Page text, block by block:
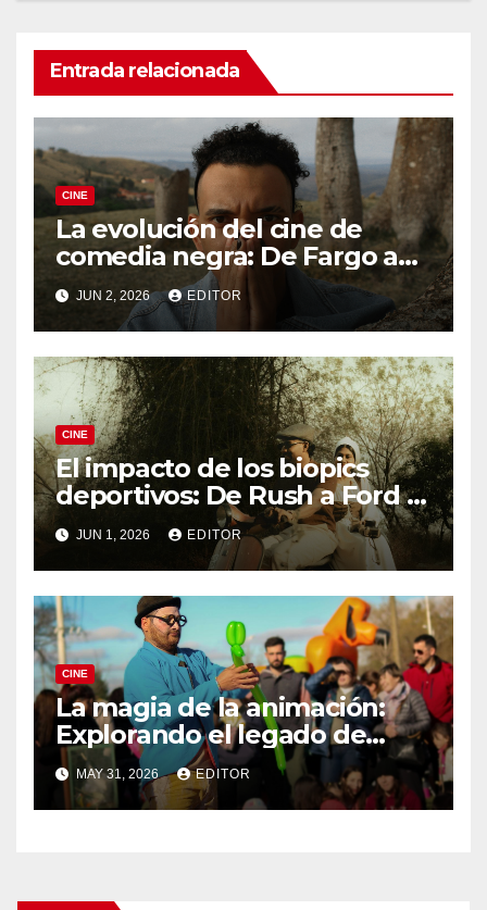
Entrada relacionada
CINE
La evolución del cine de
comedia negra: De Fargo a
Knives Out
JUN 2, 2026 EDITOR
CINE
El impacto de los biopics
deportivos: De Rush a Ford v
Ferrari
JUN 1, 2026 EDITOR
CINE
La magia de la animación:
Explorando el legado de
DreamWorks
MAY 31, 2026 EDITOR